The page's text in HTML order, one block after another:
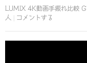
LUMIX 4K動画手振れ比較
人
コメントする